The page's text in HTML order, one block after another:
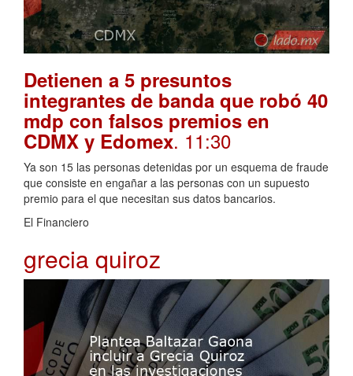
Detienen a 5 presuntos
integrantes de banda que robó 40
mdp con falsos premios en
CDMX y Edomex. 11:30
Ya son 15 las personas detenidas por un esquema de fraude
que consiste en engañar a las personas con un supuesto
premio para el que necesitan sus datos bancarios.
El Financiero
grecia quiroz